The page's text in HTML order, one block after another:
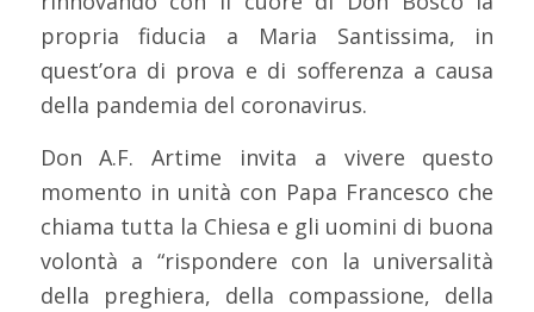
propria fiducia a Maria Santissima, in
quest’ora di prova e di sofferenza a causa
della pandemia del coronavirus.
Don A.F. Artime invita a vivere questo
momento in unità con Papa Francesco che
chiama tutta la Chiesa e gli uomini di buona
volontà a “rispondere con la universalità
della preghiera, della compassione, della